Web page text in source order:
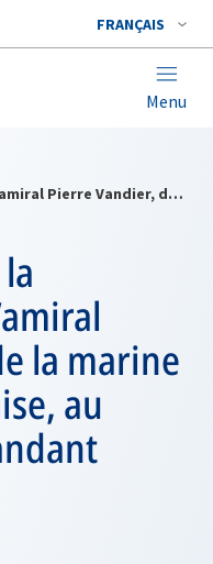
FRANÇAIS
Menu
L’OTAN annonce la nomination de l’amiral Pierre Vandier, de la marine nationale française, au poste de commandant suprême allié Transformation
la marine
au